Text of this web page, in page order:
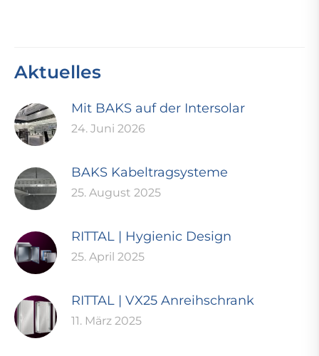
Aktuelles
Mit BAKS auf der Intersolar
24. Juni 2026
BAKS Kabeltragsysteme
25. August 2025
RITTAL | Hygienic Design
25. April 2025
RITTAL | VX25 Anreihschrank
11. März 2025